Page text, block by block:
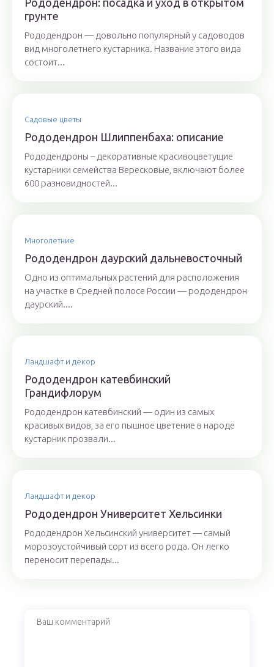
Рододендрон: посадка и уход в открытом
грунте
Рододендрон — довольно популярный у садоводов
вид многолетнего кустарника. Название этого вида
состоит...
Садовые цветы
Рододендрон Шлиппенбаха: описание
Рододендроны – декоративные красивоцветущие
кустарники семейства Вересковые, включают более
600 разновидностей...
Многолетние
Рододендрон даурский дальневосточный
Одно из оптимальных растений для расположения
на участке в Средней полосе России — рододендрон
даурский....
Ландшафт и декор
Рододендрон катевбинский
Грандифлорум
Рододендрон катевбинский — один из самых
красивых видов, за его пышное цветение в народе
кустарник прозвали...
Ландшафт и декор
Рододендрон Университет Хельсинки
Рододендрон Хельсинский университет — самый
морозоустойчивый сорт из всего рода. Он легко
переносит перепады...